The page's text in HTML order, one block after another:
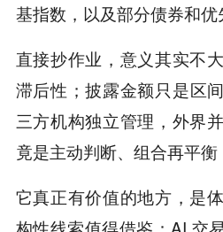
基指数，以及部分债券和优
直接抄作业，意义其实不
滞后性；披露金额只是区
三方机构独立管理，外界
竟是主动判断、组合再平衡
它真正有价值的地方，是